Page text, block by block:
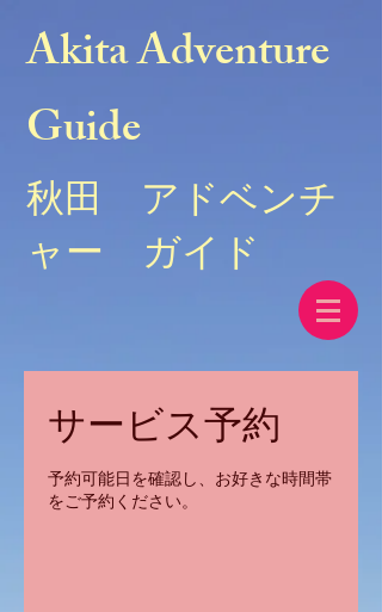
Akita Adventure
Guide
秋田 アドベンチ
ャー ガイド
サービス予約
予約可能日を確認し、お好きな時間帯
をご予約ください。